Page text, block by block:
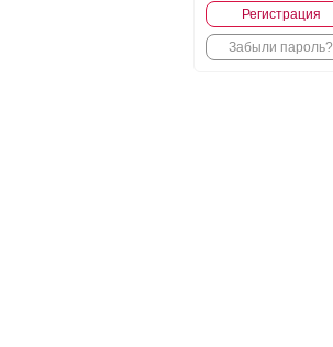
Регистрация
Забыли пароль?